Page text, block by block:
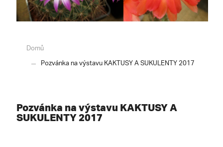
Domů
Pozvánka na výstavu KAKTUSY A SUKULENTY 2017
Pozvánka na výstavu KAKTUSY A
SUKULENTY 2017